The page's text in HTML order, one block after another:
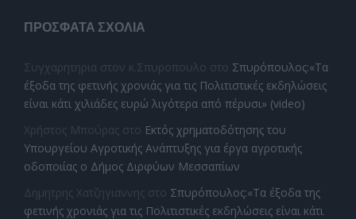
ΠΡΌΣΦΑΤΑ ΣΧΌΛΙΑ
Συγχαρητηρια στον κ.Σπυροπουλο στο Σπυρόπουλος:«Τα
έξοδα της φετινής χρονιάς για τις Πολιτιστικές εκδηλώσεις
είναι κάτι χιλιάδες ευρώ λιγότερα από πέρυσι» (video)
Χρήστος Μπούρας στο Εκτός χρηματοδότησης του
Υπουργείου Αγροτικής Ανάπτυξης για έργα αγροτικής
οδοποιίας ο Δήμος Διρφύων Μεσσαπίων
Δημητρης Χατζηγιαννης στο Σπυρόπουλος:«Τα έξοδα της
φετινής χρονιάς για τις Πολιτιστικές εκδηλώσεις είναι κάτι